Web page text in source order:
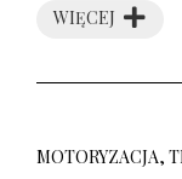
WIĘCEJ
MOTORYZACJA,